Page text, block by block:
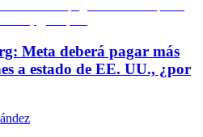
Meta deberá pagar más
a estado de EE. UU., ¿por